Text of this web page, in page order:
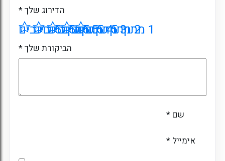
הדירוג שלך*
1 מתוך 5 כוכבים 2 מתוך 5 כוכבים 3 מתוך 5 כוכבים 4 מתוך 5 כוכבים 5 מתוך 5 כוכבים
הביקורת שלך*
שם*
אימייל*